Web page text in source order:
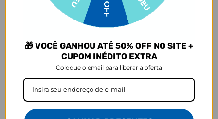
customizados com nome/foto) são feitos especialmente para você,
de acordo com a opção escolhida no momento da compra.
- Isso significa que a produção só começa após a confirmação do
mesmo quando não há customização com nome
- Por isso, é super importante conferir com atenção todos os
detalhes antes de finalizar a compra, como modelo, estampa e
variações escolhidas.
🎁 VOCÊ GANHOU ATÉ 50% OFF NO SITE +
CUPOM INÉDITO EXTRA
Coloque o email para liberar a oferta